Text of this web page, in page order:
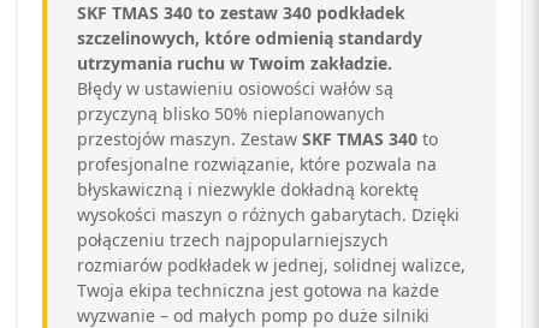
SKF TMAS 340 to zestaw 340 podkładek
szczelinowych, które odmienią standardy
utrzymania ruchu w Twoim zakładzie.
Błędy w ustawieniu osiowości wałów są
przyczyną blisko 50% nieplanowanych
przestojów maszyn. Zestaw SKF TMAS 340 to
profesjonalne rozwiązanie, które pozwala na
błyskawiczną i niezwykle dokładną korektę
wysokości maszyn o różnych gabarytach. Dzięki
połączeniu trzech najpopularniejszych
rozmiarów podkładek w jednej, solidnej walizce,
Twoja ekipa techniczna jest gotowa na każde
wyzwanie – od małych pomp po duże silniki